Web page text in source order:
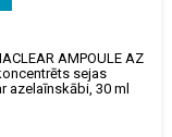
AMPOULE AZ
sejas
azelaīnskābi, 30 ml